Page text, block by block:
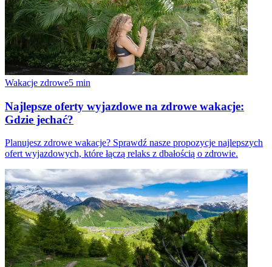
Wakacje zdrowe5 min
Najlepsze oferty wyjazdowe na zdrowe wakacje:
Gdzie jechać?
Planujesz zdrowe wakacje? Sprawdź nasze propozycje najlepszych
ofert wyjazdowych, które łączą relaks z dbałością o zdrowie.